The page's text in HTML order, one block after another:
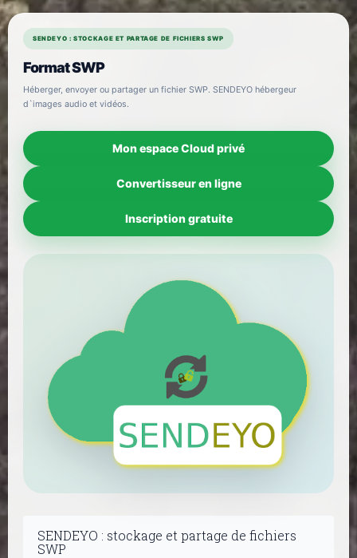
SENDEYO : STOCKAGE ET PARTAGE DE FICHIERS SWP
Format SWP
Héberger, envoyer ou partager un fichier SWP. SENDEYO hébergeur
d`images audio et vidéos.
Mon espace Cloud privé
Convertisseur en ligne
Inscription gratuite
SENDEYO : stockage et partage de fichiers
SWP